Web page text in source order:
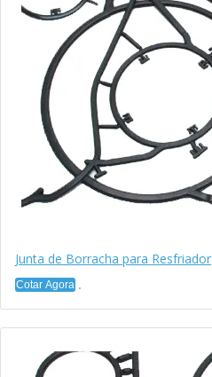
Junta de Borracha para Resfriador
Cotar Agora